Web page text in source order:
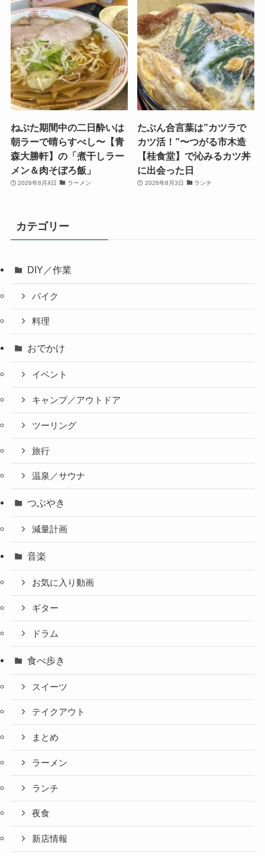
ねぶた期間中の二日酔いは
朝ラーで晴らすべし〜【青
森大勝軒】の「煮干しラー
メン＆肉そぼろ飯」
2026年8月4日 ラーメン
たぶん合言葉は”カツラで
カツ活！”〜つがる市木造
【桂食堂】で沁みるカツ丼
に出会った日
2026年8月3日 ランチ
カテゴリー
DIY／作業
バイク
料理
おでかけ
イベント
キャンプ／アウトドア
ツーリング
旅行
温泉／サウナ
つぶやき
減量計画
音楽
お気に入り動画
ギター
ドラム
食べ歩き
スイーツ
テイクアウト
まとめ
ラーメン
ランチ
夜食
新店情報